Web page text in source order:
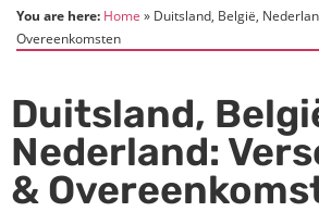
You are here: Home
Duitsland, België,
Overeenkomsten
Duitsland,
Nederland:
&